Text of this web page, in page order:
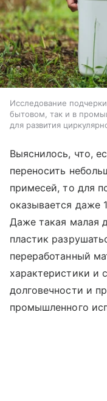
Исследование
бытовом, так и в
для развития
Выяснилось, что,
переносить
примесей, то для
оказывается даже
Даже такая малая
пластик
переработанный
характеристики и
долговечности и
промышленного